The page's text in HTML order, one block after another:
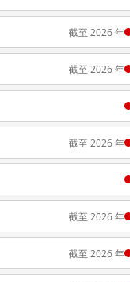
截至 2026 年
截至 2026 年
截至 2026 年
截至 2026 年
截至 2026 年